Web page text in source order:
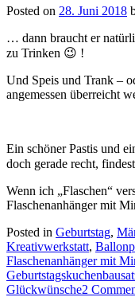
Posted on 28. Juni 2018
… dann braucht er
zu Trinken 😉 !
Und Speis und Trank –
angemessen überreicht
Ein schöner Pastis und
doch gerade recht,
Wenn ich „Flaschen“
Flaschenanhänger mit
Posted in Geburtstag,
Kreativwerkstatt,
Flaschenanhänger mit
Glückwünsche2